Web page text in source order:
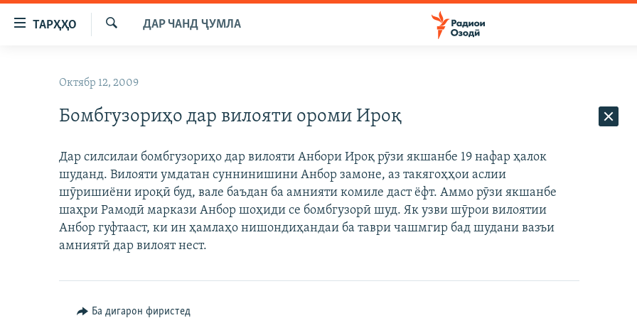
Пайвандҳои
дастрасӣ
ТАРҲҲО
ИҚТИСОД
ҚАЗИЯИ "КРОКУС"
ОСИЁИ МАРКАЗӢ
МЕҲМОНИ ОЗОДӢ
ГАПИ ОЗОД
РӮЗГОРИ МУҲОҶИР
ТАҲҚИҚОТ
ҶАНГ ДАР УКРАИНА
НАЗАРИ МАРДУМ
БЛОГИСТОН
ЧАНДРАСОНАӢ
ДАР ЧАНД ҶУМЛА
Октябр 12, 2009
Бомбгузориҳо дар вилояти ороми Ироқ
Дар силсилаи бомбгузориҳо дар вилояти Анбори Ироқ рӯзи якшанбе 19 нафар ҳалок
шуданд. Вилояти умдатан суннинишини Анбор замоне, аз такягоҳҳои аслии
шӯришиёни ироқӣ буд, вале баъдан ба амнияти комиле даст ёфт. Аммо рӯзи якшанбе
шаҳри Рамодӣ маркази Анбор шоҳиди се бомбгузорӣ шуд. Як узви шӯрои вилоятии
Анбор гуфтааст, ки ин ҳамлаҳо нишондиҳандаи ба таври чашмгир бад шудани вазъи
амниятӣ дар вилоят нест.
Ба дигарон фиристед